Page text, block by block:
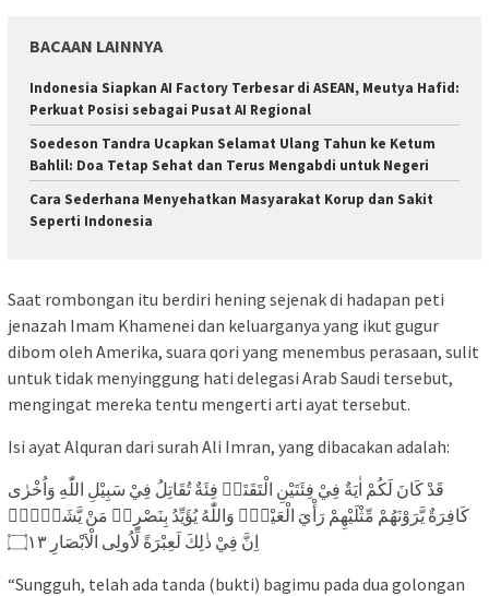
BACAAN LAINNYA
Indonesia Siapkan AI Factory Terbesar di ASEAN, Meutya Hafid:
Perkuat Posisi sebagai Pusat AI Regional
Soedeson Tandra Ucapkan Selamat Ulang Tahun ke Ketum
Bahlil: Doa Tetap Sehat dan Terus Mengabdi untuk Negeri
Cara Sederhana Menyehatkan Masyarakat Korup dan Sakit
Seperti Indonesia
Saat rombongan itu berdiri hening sejenak di hadapan peti
jenazah Imam Khamenei dan keluarganya yang ikut gugur
dibom oleh Amerika, suara qori yang menembus perasaan, sulit
untuk tidak menyinggung hati delegasi Arab Saudi tersebut,
mengingat mereka tentu mengerti arti ayat tersebut.
Isi ayat Alquran dari surah Ali Imran, yang dibacakan adalah:
قَدْ كَانَ لَكُمْ اٰيَةٌ فِيْ فِئَتَيْنِ الْتَقَتَاۗ فِئَةٌ تُقَاتِلُ فِيْ سَبِيْلِ اللّٰهِ وَاُخْرٰى
كَافِرَةٌ يَّرَوْنَهُمْ مِّثْلَيْهِمْ رَأْيَ الْعَيْنِۗ وَاللّٰهُ يُؤَيِّدُ بِنَصْرِهٖ مَنْ يَّشَاۤءُۗ
اِنَّ فِيْ ذٰلِكَ لَعِبْرَةً لِّاُولِى الْاَبْصَارِ ۝١٣
“Sungguh, telah ada tanda (bukti) bagimu pada dua golongan